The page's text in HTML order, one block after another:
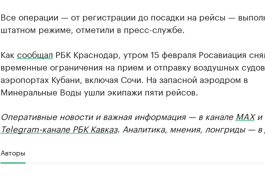
Все операции — от регистрации до посадки на рейсы —
штатном режиме, отметили в пресс-службе.
Как сообщал РБК Краснодар, утром 15 февраля Росавиация
временные ограничения на прием и отправку воздушных
аэропортах Кубани, включая Сочи. На запасной аэродром в
Минеральные Воды ушли экипажи пяти рейсов.
Оперативные новости и важная информация — в канале MAXи
Telegram-канале РБК Кавказ. Аналитика, мнения, лонгриды — в
Авторы